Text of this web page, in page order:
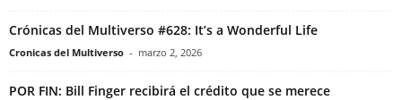
Crónicas del Multiverso #628: It’s a Wonderful Life
Cronicas del Multiverso - marzo 2, 2026
POR FIN: Bill Finger recibirá el crédito que se merece